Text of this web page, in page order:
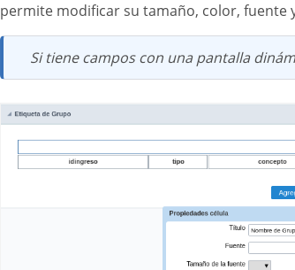
permite modificar su tamaño, color, fuente
Si tiene campos con una pantalla